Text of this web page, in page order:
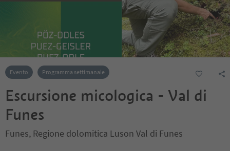
Evento Programma settimanale
Escursione micologica - Val di
Funes
Funes, Regione dolomitica Luson Val di Funes